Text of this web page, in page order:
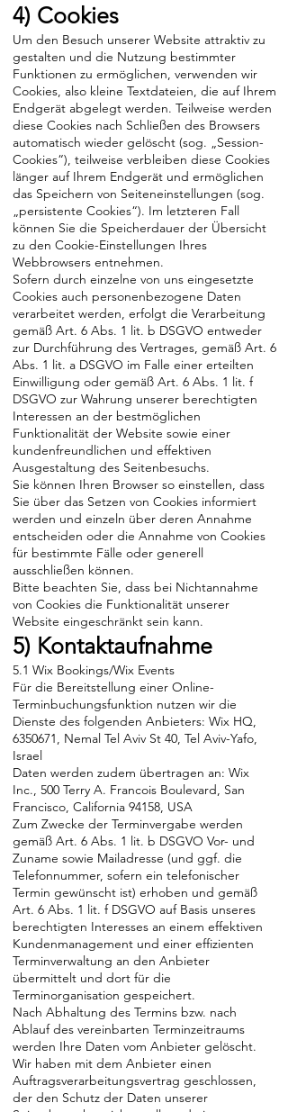
4) Cookies
Um den Besuch unserer Website attraktiv zu
gestalten und die Nutzung bestimmter
Funktionen zu ermöglichen, verwenden wir
Cookies, also kleine Textdateien, die auf Ihrem
Endgerät abgelegt werden. Teilweise werden
diese Cookies nach Schließen des Browsers
automatisch wieder gelöscht (sog. „Session-
Cookies“), teilweise verbleiben diese Cookies
länger auf Ihrem Endgerät und ermöglichen
das Speichern von Seiteneinstellungen (sog.
„persistente Cookies“). Im letzteren Fall
können Sie die Speicherdauer der Übersicht
zu den Cookie-Einstellungen Ihres
Webbrowsers entnehmen.
Sofern durch einzelne von uns eingesetzte
Cookies auch personenbezogene Daten
verarbeitet werden, erfolgt die Verarbeitung
gemäß Art. 6 Abs. 1 lit. b DSGVO entweder
zur Durchführung des Vertrages, gemäß Art. 6
Abs. 1 lit. a DSGVO im Falle einer erteilten
Einwilligung oder gemäß Art. 6 Abs. 1 lit. f
DSGVO zur Wahrung unserer berechtigten
Interessen an der bestmöglichen
Funktionalität der Website sowie einer
kundenfreundlichen und effektiven
Ausgestaltung des Seitenbesuchs.
Sie können Ihren Browser so einstellen, dass
Sie über das Setzen von Cookies informiert
werden und einzeln über deren Annahme
entscheiden oder die Annahme von Cookies
für bestimmte Fälle oder generell
ausschließen können.
Bitte beachten Sie, dass bei Nichtannahme
von Cookies die Funktionalität unserer
Website eingeschränkt sein kann.
5) Kontaktaufnahme
5.1 Wix Bookings/Wix Events
Für die Bereitstellung einer Online-
Terminbuchungsfunktion nutzen wir die
Dienste des folgenden Anbieters: Wix HQ,
6350671, Nemal Tel Aviv St 40, Tel Aviv-Yafo,
Israel
Daten werden zudem übertragen an: Wix
Inc., 500 Terry A. Francois Boulevard, San
Francisco, California 94158, USA
Zum Zwecke der Terminvergabe werden
gemäß Art. 6 Abs. 1 lit. b DSGVO Vor- und
Zuname sowie Mailadresse (und ggf. die
Telefonnummer, sofern ein telefonischer
Termin gewünscht ist) erhoben und gemäß
Art. 6 Abs. 1 lit. f DSGVO auf Basis unseres
berechtigten Interesses an einem effektiven
Kundenmanagement und einer effizienten
Terminverwaltung an den Anbieter
übermittelt und dort für die
Terminorganisation gespeichert.
Nach Abhaltung des Termins bzw. nach
Ablauf des vereinbarten Terminzeitraums
werden Ihre Daten vom Anbieter gelöscht.
Wir haben mit dem Anbieter einen
Auftragsverarbeitungsvertrag geschlossen,
der den Schutz der Daten unserer